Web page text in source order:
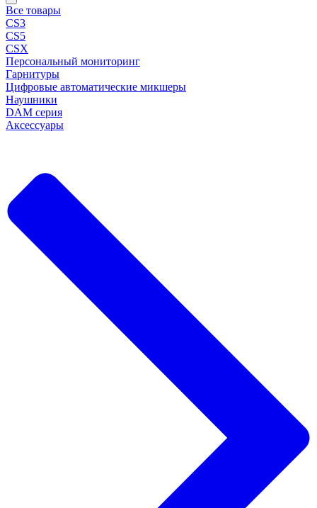
Все товары
CS3
CS5
CSX
Персональный мониторинг
Гарнитуры
Цифровые автоматические микшеры
Наушники
DAM серия
Аксессуары